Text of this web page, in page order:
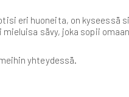
eri huoneita, on kyseessä
sävy, joka sopii omaan
yhteydessä.